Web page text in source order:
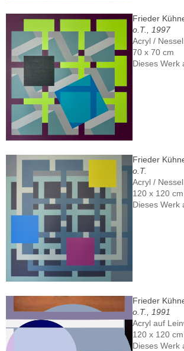
Frieder
o.T., 1997
Acryl /
70 x 70 cm
Dieses Werk
Frieder
o.T.
Acryl /
120 x 120 cm
Dieses Werk
Frieder
o.T., 1991
Acryl auf
120 x 120 cm
Dieses Werk